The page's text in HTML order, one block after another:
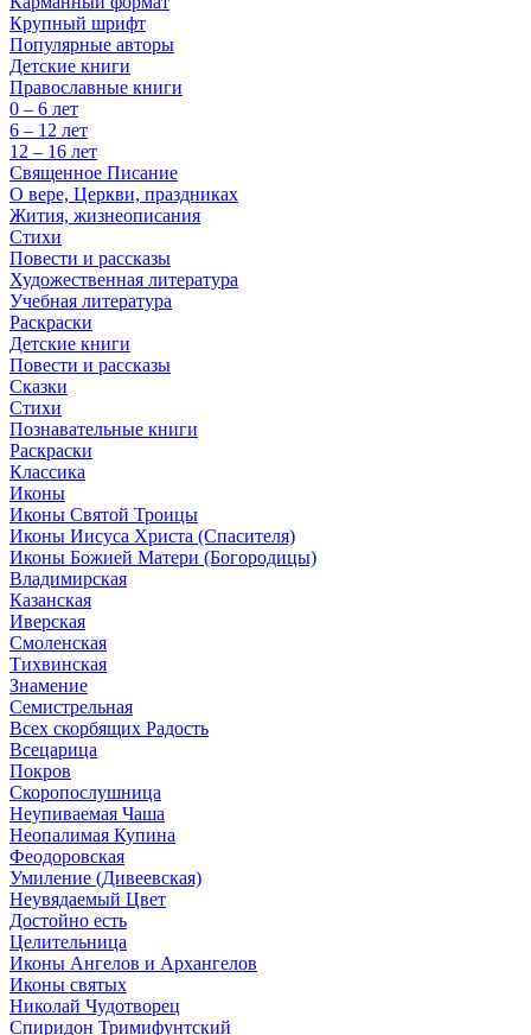
Крупный шрифт
Популярные авторы
Детские книги
Православные книги
0 – 6 лет
6 – 12 лет
12 – 16 лет
Священное Писание
О вере, Церкви, праздниках
Жития, жизнеописания
Стихи
Повести и рассказы
Художественная литература
Учебная литература
Раскраски
Детские книги
Повести и рассказы
Сказки
Стихи
Познавательные книги
Раскраски
Классика
Иконы
Иконы Святой Троицы
Иконы Иисуса Христа (Спасителя)
Иконы Божией Матери (Богородицы)
Владимирская
Казанская
Иверская
Смоленская
Тихвинская
Знамение
Семистрельная
Всех скорбящих Радость
Всецарица
Покров
Скоропослушница
Неупиваемая Чаша
Неопалимая Купина
Феодоровская
Умиление (Дивеевская)
Неувядаемый Цвет
Достойно есть
Целительница
Иконы Ангелов и Архангелов
Иконы святых
Николай Чудотворец
Спиридон Тримифунтский